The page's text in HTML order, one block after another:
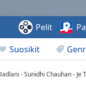
Suosikit
Pelit
- Sunidhi Chauhan -